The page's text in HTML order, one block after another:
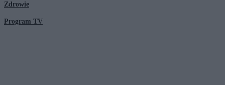
Zdrowie
Program TV